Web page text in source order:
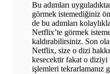
Bu adımları
görmek istemediğiniz
de bu adımları
Netflix’te görmek
kaldırabilirsiniz. Son
Netflix, size o dizi
kesecektir fakat o diziyi
işlemleri tekrarlamanız